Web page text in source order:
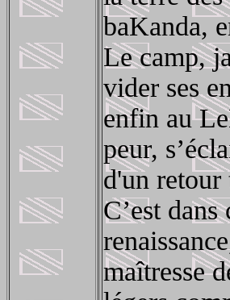
baKanda,
Le camp,
vider ses
enfin au
peur,
d'un retour
C’est
maîtresse